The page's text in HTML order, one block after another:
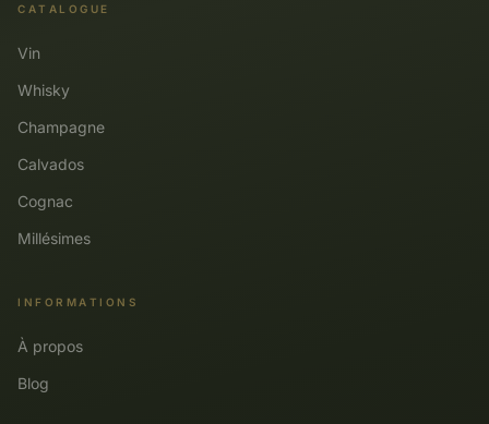
CATALOGUE
Vin
Whisky
Champagne
Calvados
Cognac
Millésimes
INFORMATIONS
À propos
Blog